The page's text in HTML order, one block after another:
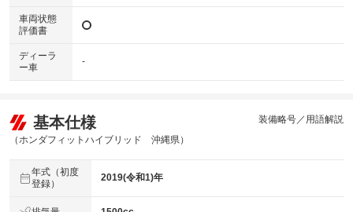
車両状態
評価書
ディーラ
ー車
-
基本仕様
（ホンダフィットハイブリッド 沖縄県）
装備略号／用語解説
年式（初度
登録）
2019(令和1)年